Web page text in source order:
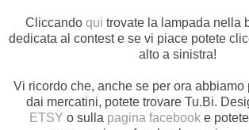
Cliccando qui trovate la lampada nella
dedicata al contest e se vi piace potete
alto a sinistra!
Vi ricordo che, anche se per ora abbiamo
dai mercatini, potete trovare Tu.Bi.
ETSY o sulla pagina facebook e